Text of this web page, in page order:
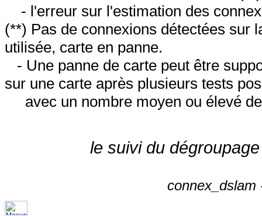
- l'erreur sur l'estimation des
(**) Pas de connexions détectées sur
utilisée, carte en panne.
- Une panne de carte peut être
sur une carte après plusieurs tests
avec un nombre moyen ou élevé
le suivi du
connex_dslam